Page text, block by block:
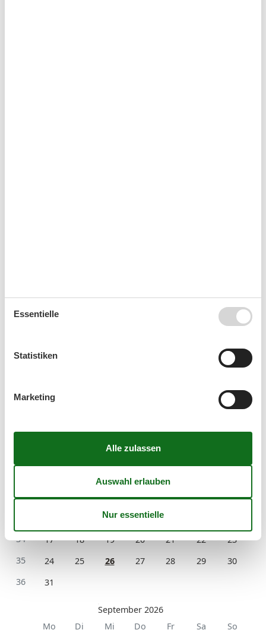
Mi Do
32
3 4 5 6 7 8
9
12 13
34
17 18 19 20 21 22
23
35
24 25 26 27 28 29
30
36
31
September 2026
Mo
Di Mi Do Fr Sa
So
Essentielle
Statistiken
Marketing